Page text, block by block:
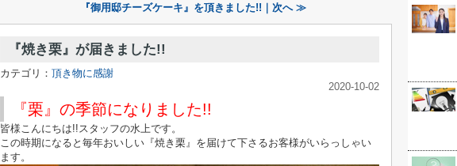
『御用邸チーズケーキ』を頂きました!!｜次へ ≫
『焼き栗』が届きました!!
カテゴリ： 頂き物に感謝
2020-10-02
『栗』の季節になりました!!
皆様こんにちは!!スタッフの水上です。
この時期になると毎年おいしい『焼き栗』を届けて下さるお客様がいらっしゃい
ます。